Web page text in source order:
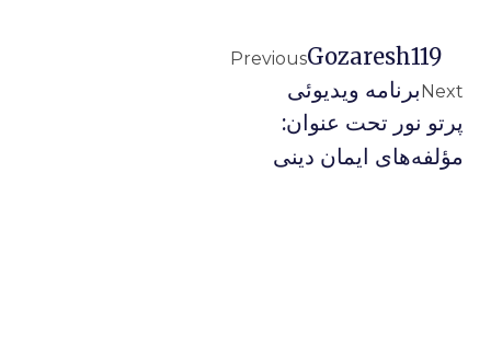
PreviousGozaresh119
Nextبرنامه ويديوئى
پرتو نور تحت عنوان:
مؤلفه‌هاى ايمان دينى